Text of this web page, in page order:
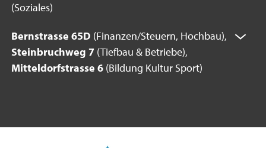
(Soziales)
Bernstrasse 65D (Finanzen/Steuern, Hochbau),
Steinbruchweg 7 (Tiefbau & Betriebe),
Mitteldorfstrasse 6 (Bildung Kultur Sport)